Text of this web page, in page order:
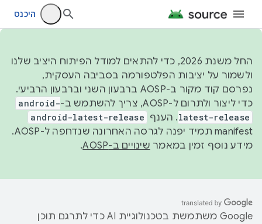
היכנס
החל משנת 2026, כדי להתאים למודל הפיתוח היציב שלנו
ולשמור על יציבות הפלטפורמה בסביבה העסקית,
נפרסם קוד מקור ב-AOSP ברבעון השני וברבעון הרביעי.
כדי ליצור ולתרום ל-AOSP, צריך להשתמש ב-
android-
latest-release. הענף android-latest-release
manifest תמיד יפנה לגרסה האחרונה שנדחפה ל-AOSP.
מידע נוסף זמין במאמר שינויים ב-AOSP .
‫Google משתמשת בטכנולוגיית AI כדי לתרגם תוכן